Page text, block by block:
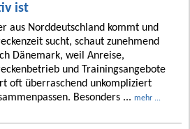
ist
aus Norddeutschland kommt und
sucht, schaut zunehmend
Dänemark, weil Anreise,
und Trainingsangebote
oft überraschend unkompliziert
Besonders ... mehr ...